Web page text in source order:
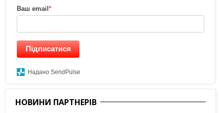
Ваш email *
Підписатися
Надано SendPulse
НОВИНИ ПАРТНЕРІВ